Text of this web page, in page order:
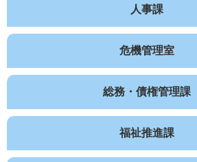
人事課
危機管理室
総務・債権管理課
福祉推進課